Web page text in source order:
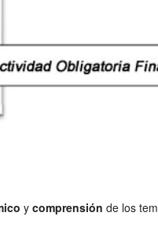
y comprensión de los